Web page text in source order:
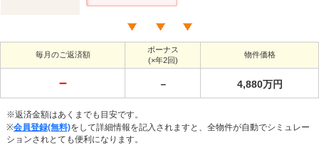
毎月のご返済額
ボーナス
(×年2回)
物件価格
－ － 4,880万円
※返済金額はあくまでも目安です。
※会員登録(無料)をして詳細情報を記入されますと、全物件が自動でシミュレー
ションされとても便利になります。